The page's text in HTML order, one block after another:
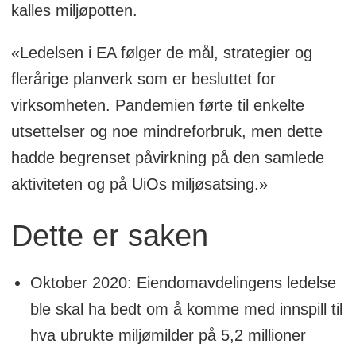
kalles miljøpotten.
«Ledelsen i EA følger de mål, strategier og
flerårige planverk som er besluttet for
virksomheten. Pandemien førte til enkelte
utsettelser og noe mindreforbruk, men dette
hadde begrenset påvirkning på den samlede
aktiviteten og på UiOs miljøsatsing.»
Dette er saken
Oktober 2020: Eiendomavdelingens ledelse
ble skal ha bedt om å komme med innspill til
hva ubrukte miljømilder på 5,2 millioner